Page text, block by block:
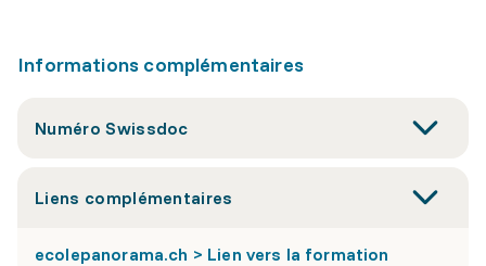
Informations complémentaires
Numéro Swissdoc
Liens complémentaires
ecolepanorama.ch > Lien vers la formation